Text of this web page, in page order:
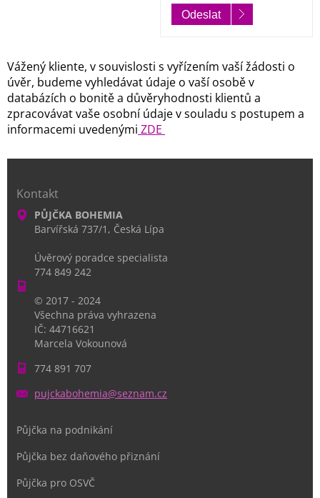
Odeslat
Vážený kliente, v souvislosti s vyřízením vaší žádosti o
úvěr, budeme vyhledávat údaje o vaší osobě v
databázích o bonitě a důvěryhodnosti klientů a
zpracovávat vaše osobní údaje v souladu s postupem a
informacemi uvedenými ZDE
Kontakt
PŮJČKA BOHEMIA
Barvířská 737/1, Česká Lípa
Úvěrový poradce specialista
774 849 242
© 2017 - 2024
Všechna práva vyhrazena
IČ: 44716621
Marcela Vokounová
774 891 707
pujckabohemia@seznam.cz
Půjčka na podnikání
Půjčka bez daňového přiznání
Půjčka pro OSVČ